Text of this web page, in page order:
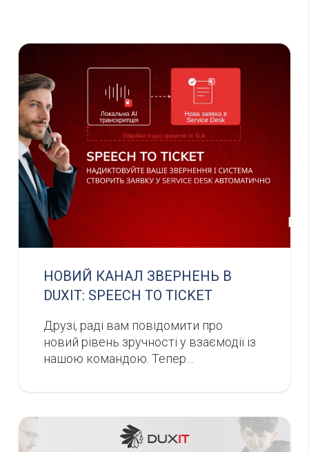
НОВИЙ КАНАЛ ЗВЕРНЕНЬ В
DUXIT: SPEECH TO TICKET
Друзі, раді вам повідомити про
новий рівень зручності у взаємодії із
нашою командою. Тепер…